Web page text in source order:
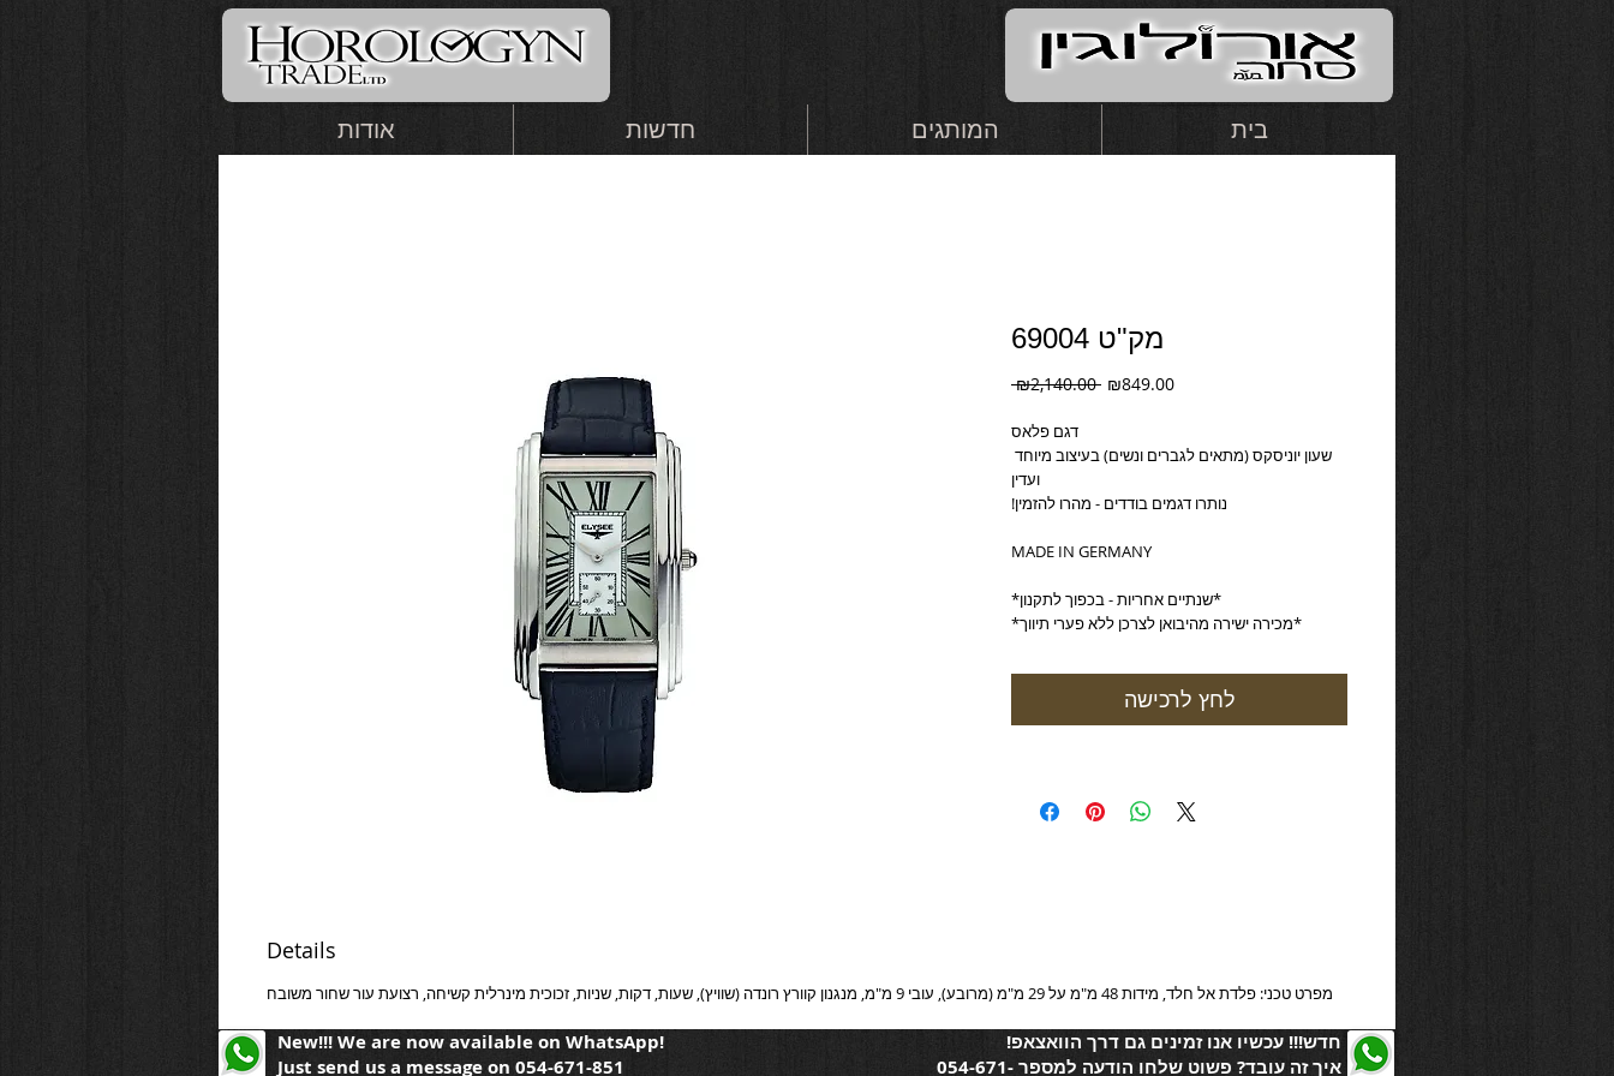
אודות חדשות המותגים בית
מק"ט 69004
₪2,140.00 Regular
₪849.00Sale
דגם פלאס
ועדין
!נותרו דגמים בודדים - מהרו להזמין
MADE IN GERMANY
*שנתיים אחריות - בכפוך לתקנון*
*מכירה ישירה מהיבואן לצרכן ללא פערי תיווך*
לחץ לרכישה
Details
מפרט טכני: פלדת אל חלד, מידות 48 מ"מ על 29 מ"מ (מרובע), עובי 9 מ"מ, מנגנון קוורץ רונדה (שוויץ), שעות, דקות, שניות, זכוכית מינרלית קשיחה, רצועת עור שחור משובח
New!!!We are now available on WhatsApp!
Just send us a message on 054-671-851
חדש!!! עכשיו אנו זמינים גם דרך הוואצאפ!
איך זה עובד? פשוט שלחו הודעה למספר 054-671-